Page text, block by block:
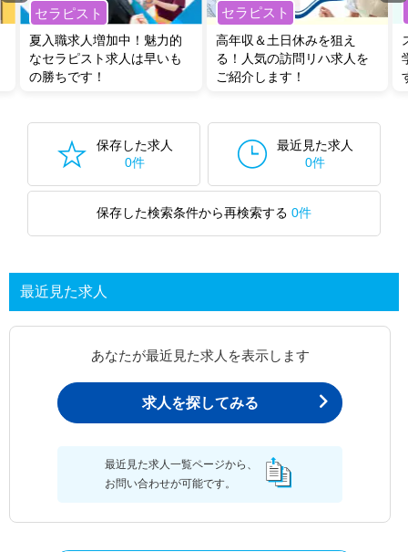
セラピスト
夏入職求人増加中！魅力的
なセラピスト求人は早いも
の勝ちです！
セラピスト
高年収＆土日休みを狙え
る！人気の訪問リハ求人を
ご紹介します！
保存した求人
0件
最近見た求人
0件
保存した検索条件から再検索する 0件
最近見た求人
あなたが最近見た求人を表示します
求人を探してみる
最近見た求人一覧ページから、
お問い合わせが可能です。